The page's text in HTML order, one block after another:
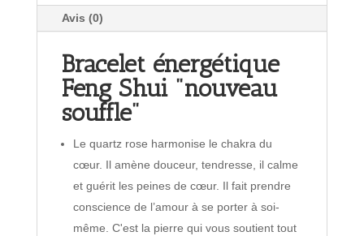
Avis (0)
Bracelet énergétique
Feng Shui "nouveau
souffle"
Le quartz rose harmonise le chakra du
cœur. Il amène douceur, tendresse, il calme
et guérit les peines de cœur. Il fait prendre
conscience de l’amour à se porter à soi-
même. C'est la pierre qui vous soutient tout